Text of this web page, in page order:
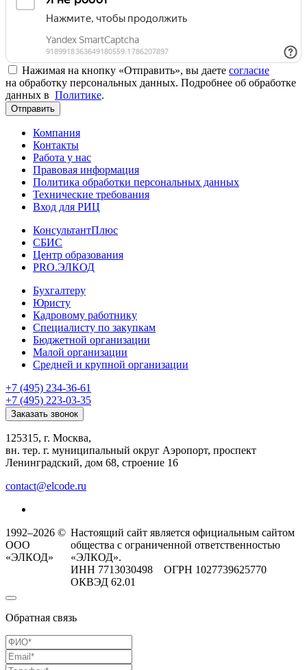
Нажимая на кнопку «Отправить», вы даете согласие
на обработку персональных данных. Подробнее об обработке
данных в Политике.
Отправить
Компания
Контакты
Работа у нас
Правовая информация
Политика обработки персональных данных
Технические требования
Вход для РИЦ
КонсультантПлюс
СБИС
Центр образования
PRO.ЭЛКОД
Бухгалтеру
Юристу
Кадровому работнику
Специалисту по закупкам
Бюджетной организации
Малой организации
Средней и крупной организации
+7 (495) 234-36-61
+7 (495) 223-03-35
Заказать звонок
125315, г. Москва,
вн. тер. г. муниципальный округ Аэропорт, проспект
Ленинградский, дом 68, строение 16
contact@elcode.ru
1992–2026 ©
ООО
«ЭЛКОД»
Настоящий сайт является официальным сайтом
общества с ограниченной ответственностью
«ЭЛКОД».
ИНН 7713030498 ОГРН 1027739625770
ОКВЭД 62.01
Обратная связь